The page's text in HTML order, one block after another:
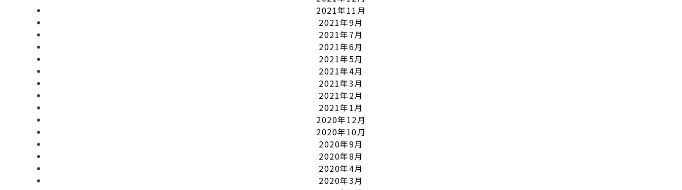
2021年11月
2021年9月
2021年7月
2021年6月
2021年5月
2021年4月
2021年3月
2021年2月
2021年1月
2020年12月
2020年10月
2020年9月
2020年8月
2020年4月
2020年3月